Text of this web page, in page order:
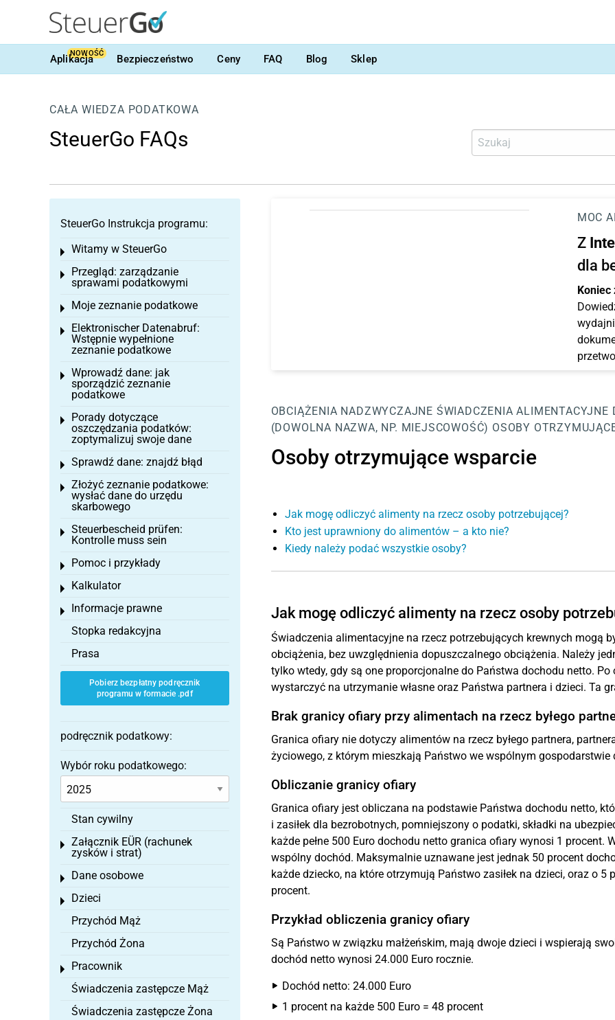
Aplikacja
NOWOŚĆ Bezpieczeństwo Ceny FAQ Blog Sklep
CAŁA WIEDZA PODATKOWA
SteuerGo FAQs
MOC
Z
dla
Koniec
OBCIĄŻENIA NADZWYCZAJNE ŚWIADCZENIA ALIMENTACYJNE
(DOWOLNA NAZWA, NP. MIEJSCOWOŚĆ) OSOBY
Osoby otrzymujące wsparcie
Jak mogę odliczyć alimenty na rzecz osoby potrzebującej?
Kto jest uprawniony do alimentów – a kto nie?
Kiedy należy podać wszystkie osoby?
Jak mogę odliczyć alimenty na rzecz osoby
Świadczenia alimentacyjne na rzecz potrzebujących krewnych mogą
obciążenia, bez uwzględnienia dopuszczalnego obciążenia. Należy
tylko wtedy, gdy są one proporcjonalne do Państwa dochodu netto.
wystarczyć na utrzymanie własne oraz Państwa partnera i dzieci. Ta
Brak granicy ofiary przy alimentach na rzecz byłego
Granica ofiary nie dotyczy alimentów na rzecz byłego partnera,
życiowego, z którym mieszkają Państwo we wspólnym gospodarstwie
Obliczanie granicy ofiary
Granica ofiary jest obliczana na podstawie Państwa dochodu netto,
i zasiłek dla bezrobotnych, pomniejszony o podatki, składki na
każde pełne 500 Euro dochodu netto granica ofiary wynosi 1 procent.
wspólny dochód. Maksymalnie uznawane jest jednak 50 procent
każde dziecko, na które otrzymują Państwo zasiłek na dzieci, oraz o
procent.
Przykład obliczenia granicy ofiary
Są Państwo w związku małżeńskim, mają dwoje dzieci i wspierają
dochód netto wynosi 24.000 Euro rocznie.
Dochód netto: 24.000 Euro
1 procent na każde 500 Euro = 48 procent
SteuerGo Instrukcja programu:
Witamy w SteuerGo
Toggle menu
Przegląd: zarządzanie
sprawami podatkowymi
Toggle menu
Moje zeznanie podatkowe
Toggle menu
Elektronischer Datenabruf:
Wstępnie wypełnione
zeznanie podatkowe
Toggle menu
Wprowadź dane: jak
sporządzić zeznanie
podatkowe
Toggle menu
Porady dotyczące
oszczędzania podatków:
zoptymalizuj swoje dane
Toggle menu
Sprawdź dane: znajdź błąd
Toggle menu
Złożyć zeznanie podatkowe:
wysłać dane do urzędu
skarbowego
Toggle menu
Steuerbescheid prüfen:
Kontrolle muss sein
Toggle menu
Pomoc i przykłady
Toggle menu
Kalkulator
Toggle menu
Informacje prawne
Toggle menu
Stopka redakcyjna
Prasa
Pobierz bezpłatny podręcznik
programu w formacie .pdf
podręcznik podatkowy:
Wybór roku podatkowego:
Stan cywilny
Załącznik EÜR (rachunek
zysków i strat)
Toggle menu
Dane osobowe
Toggle menu
Dzieci
Toggle menu
Przychód Mąż
Przychód Żona
Pracownik
Toggle menu
Świadczenia zastępcze Mąż
Świadczenia zastępcze Żona